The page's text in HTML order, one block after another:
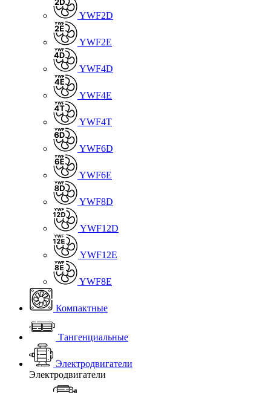
YWF2D
YWF2E
YWF4D
YWF4E
YWF4T
YWF6D
YWF6E
YWF8D
YWF12D
YWF12E
YWF8E
Компактные
Тангенциальные
Электродвигатели
Электродвигатели